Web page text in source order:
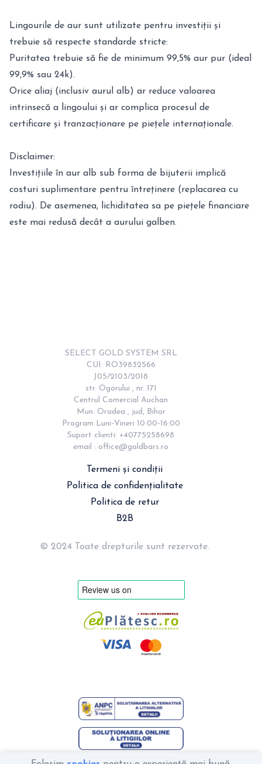
Lingourile de aur sunt utilizate pentru investiții și
trebuie să respecte standarde stricte:
Puritatea trebuie să fie de minimum 99,5% aur pur (ideal
99,9% sau 24k).
Orice aliaj (inclusiv aurul alb) ar reduce valoarea
intrinsecă a lingoului și ar complica procesul de
certificare și tranzacționare pe piețele internaționale.
Disclaimer:
Investițiile în aur alb sub forma de bijuterii implică
costuri suplimentare pentru întreținere (replacarea cu
rodiu). De asemenea, lichiditatea sa pe piețele financiare
este mai redusă decât a aurului galben.
SELECT GOLD SYSTEM SRL
CUI: RO39832566
J05/2103/2018
str. Ogorului , nr. 171
Centrul Comercial Auchan
Mun. Oradea , jud, Bihor
Program Luni-Vineri 10:00-16:00
Suport clienti: +40775258698
email : office@goldbars.ro
Termeni și condiții
Politica de confidențialitate
Politica de retur
B2B
© 2024 Toate drepturile sunt rezervate.